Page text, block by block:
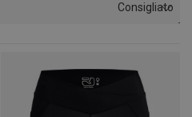
Consigliato